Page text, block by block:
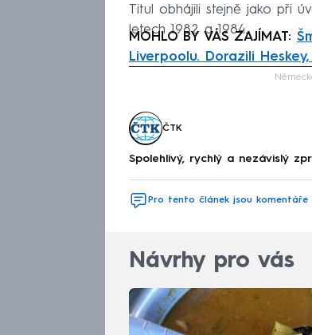
Titul obhájili stejně jako při
letech 1982 a 1984.
MOHLO BY VÁS ZAJÍMAT:
Liverpoolu. Dorazili
ČTK
Spolehlivý, rychlý a nezávislý
Pro tento článek jsou komentáře
Návrhy pro vás